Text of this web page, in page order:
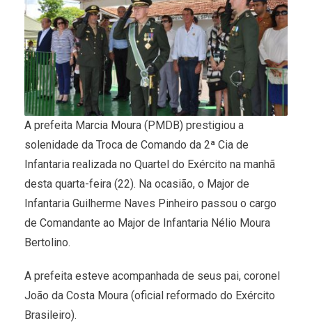
A prefeita Marcia Moura (PMDB) prestigiou a
solenidade da Troca de Comando da 2ª Cia de
Infantaria realizada no Quartel do Exército na manhã
desta quarta-feira (22). Na ocasião, o Major de
Infantaria Guilherme Naves Pinheiro passou o cargo
de Comandante ao Major de Infantaria Nélio Moura
Bertolino.
A prefeita esteve acompanhada de seus pai, coronel
João da Costa Moura (oficial reformado do Exército
Brasileiro).